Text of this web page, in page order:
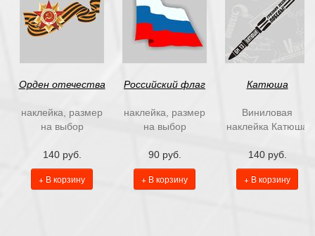
Орден отечества
наклейка, размер
на выбор
140 руб.
+ В корзину
Российский флаг
наклейка, размер
на выбор
90 руб.
+ В корзину
Катюша
Виниловая
наклейка Катюша
140 руб.
+ В корзину